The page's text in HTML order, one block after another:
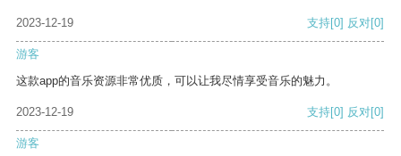
2023-12-19 支持[0] 反对[0]
游客
这款app的音乐资源非常优质，可以让我尽情享受音乐的魅力。
2023-12-19 支持[0] 反对[0]
游客